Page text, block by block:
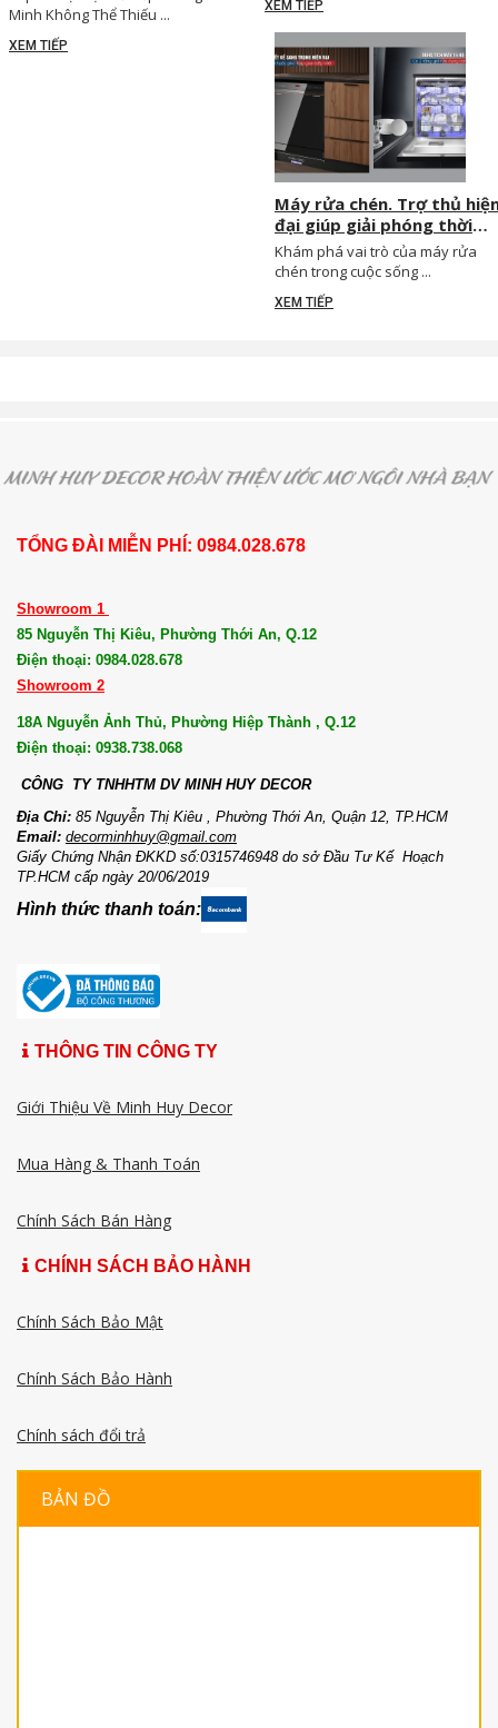
Minh Không Thể Thiếu ...
XEM TIẾP
XEM TIẾP
Máy rửa chén. Trợ thủ
đại giúp giải phóng thời
gian và nâng tầm cuộc
sống gia đình
Khám phá vai trò của máy rửa
chén trong cuộc sống ...
XEM TIẾP
TỔNG ĐÀI MIỄN PHÍ: 0984.028.678
Showroom 1
85 Nguyễn Thị Kiêu, Phường Thới An, Q.12
Điện thoại: 0984.028.678
Showroom 2
18A Nguyễn Ảnh Thủ, Phường Hiệp Thành , Q.12
Điện thoại: 0938.738.068
CÔNG TY TNHHTM DV MINH HUY DECOR
Địa Chỉ: 85 Nguyễn Thị Kiêu , Phường Thới An, Quận 12, TP.HCM
Email: decorminhhuy@gmail.com
Giấy Chứng Nhận ĐKKD số:0315746948 do sở Đầu Tư Kế Hoạch
TP.HCM cấp ngày 20/06/2019
Hình thức thanh toán:
THÔNG TIN CÔNG TY
Giới Thiệu Về Minh Huy Decor
Mua Hàng & Thanh Toán
Chính Sách Bán Hàng
CHÍNH SÁCH BẢO HÀNH
Chính Sách Bảo Mật
Chính Sách Bảo Hành
Chính sách đổi trả
BẢN ĐỒ